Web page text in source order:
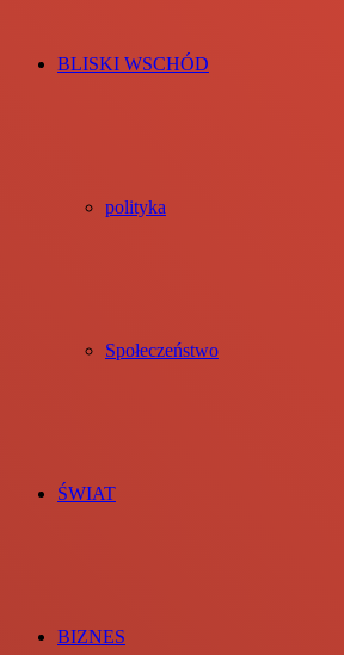
BLISKI WSCHÓD
polityka
Społeczeństwo
ŚWIAT
BIZNES